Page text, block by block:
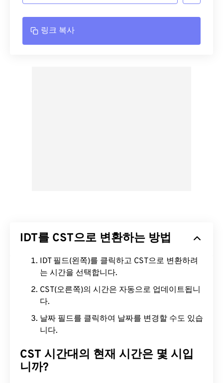
링크 복사
IDT를 CST으로 변환하는 방법
IDT 필드(왼쪽)를 클릭하고 CST으로 변환하려
는 시간을 선택합니다.
CST(오른쪽)의 시간은 자동으로 업데이트됩니
다.
날짜 필드를 클릭하여 날짜를 변경할 수도 있습
니다.
CST 시간대의 현재 시간은 몇 시입
니까?